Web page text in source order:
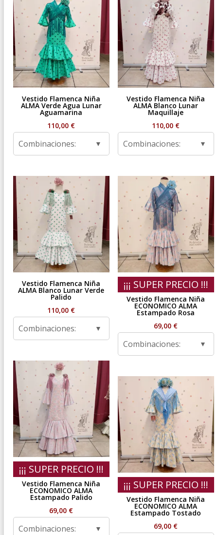
Vestido Flamenca Niña
ALMA Verde Agua Lunar
Aguamarina
110,00 €
Combinaciones:
Vestido Flamenca Niña
ALMA Blanco Lunar
Maquillaje
110,00 €
Combinaciones:
Vestido Flamenca Niña
ALMA Blanco Lunar Verde
Palido
110,00 €
Combinaciones:
¡¡¡ SUPER PRECIO !!!
Vestido Flamenca Niña
ECONOMICO ALMA
Estampado Rosa
69,00 €
Combinaciones:
¡¡¡ SUPER PRECIO !!!
Vestido Flamenca Niña
ECONOMICO ALMA
Estampado Palido
69,00 €
Combinaciones:
¡¡¡ SUPER PRECIO !!!
Vestido Flamenca Niña
ECONOMICO ALMA
Estampado Tostado
69,00 €